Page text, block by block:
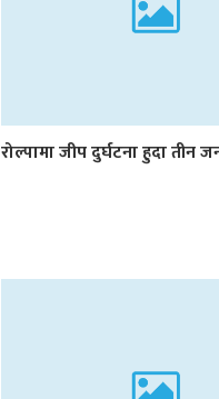
रोल्पामा जीप दुर्घटना हुदा तीन